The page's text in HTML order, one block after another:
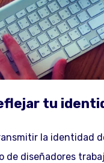
tu
la identidad
de diseñadores